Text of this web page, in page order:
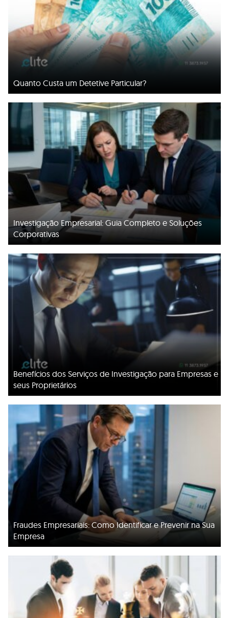
Quanto Custa um Detetive Particular?
Investigação Empresarial: Guia Completo e Soluções
Corporativas
Benefícios dos Serviços de Investigação para Empresas e
seus Proprietários
Fraudes Empresariais: Como Identificar e Prevenir na Sua
Empresa